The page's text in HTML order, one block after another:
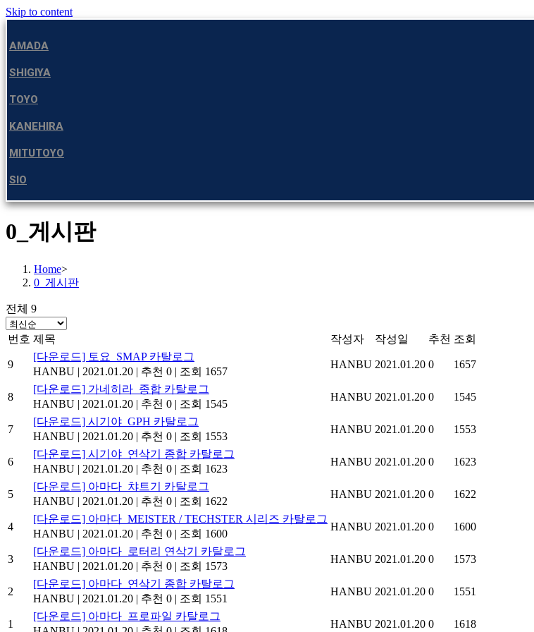
Skip to content
AMADA
SHIGIYA
TOYO
KANEHIRA
MITUTOYO
SIO
0_게시판
Home>
0_게시판
전체 9
번호 제목 작성자 작성일 추천 조회
9
[다운로드] 토요_SMAP 카탈로그
HANBU | 2021.01.20 | 추천 0 | 조회 1657
HANBU 2021.01.20 0 1657
8
[다운로드] 가네히라_종합 카탈로그
HANBU | 2021.01.20 | 추천 0 | 조회 1545
HANBU 2021.01.20 0 1545
7
[다운로드] 시기야_GPH 카탈로그
HANBU | 2021.01.20 | 추천 0 | 조회 1553
HANBU 2021.01.20 0 1553
6
[다운로드] 시기야_연삭기 종합 카탈로그
HANBU | 2021.01.20 | 추천 0 | 조회 1623
HANBU 2021.01.20 0 1623
5
[다운로드] 아마다_챠트기 카탈로그
HANBU | 2021.01.20 | 추천 0 | 조회 1622
HANBU 2021.01.20 0 1622
4
[다운로드] 아마다_MEISTER / TECHSTER 시리즈 카탈로그
HANBU | 2021.01.20 | 추천 0 | 조회 1600
HANBU 2021.01.20 0 1600
3
[다운로드] 아마다_로터리 연삭기 카탈로그
HANBU | 2021.01.20 | 추천 0 | 조회 1573
HANBU 2021.01.20 0 1573
2
[다운로드] 아마다_연삭기 종합 카탈로그
HANBU | 2021.01.20 | 추천 0 | 조회 1551
HANBU 2021.01.20 0 1551
1
[다운로드] 아마다_프로파일 카탈로그
HANBU 2021.01.20 0 1618